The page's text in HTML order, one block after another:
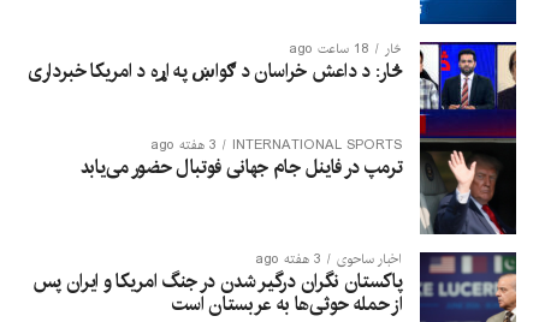
څار 18 ساعت ago
څار: د داعش خراسان د ګواښ په اړه د امریکا خبرداری
INTERNATIONAL SPORTS 3 هفته ago
ترمپ در فاینل جام جهانی فوتبال حضور می‌یابد
اخبار ساحوی 3 هفته ago
پاکستان نگران درگیر شدن در جنگ امریکا و ایران پس
از حمله حوثی‌ها به عربستان است